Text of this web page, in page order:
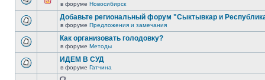
в форуме Новосибирск
Добавьте региональный форум "Сыктывкар и
в форуме Предложения и замечания
Как организовать голодовку?
в форуме Методы
ИДЕМ В СУД
в форуме Гатчина